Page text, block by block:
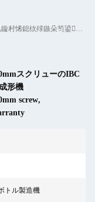
受渡し時間: 鎮ㄨ鎵剧殑璧勬簮宸茶鍒犻櫎銆佸凡鏇村悕鎴栨殏鏃朵笉鍙敤銆
スクリューのIBC
形機
screw,
トル製造機